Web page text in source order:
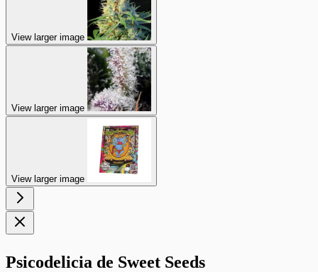
View larger image
View larger image
View larger image
Psicodelicia de Sweet Seeds